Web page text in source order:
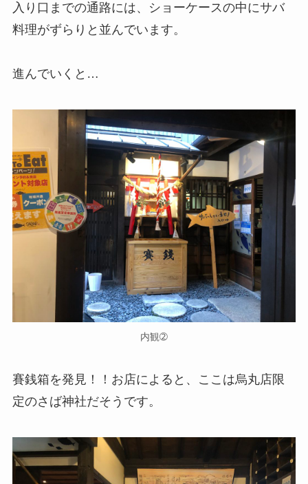
入り口までの通路には、ショーケースの中にサバ
料理がずらりと並んでいます。
進んでいくと…
内観➁
賽銭箱を発見！！お店によると、ここは烏丸店限
定のさば神社だそうです。